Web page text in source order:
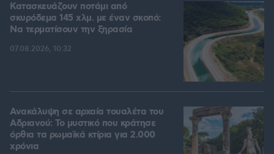
Κατασκευάζουν ποτάμι από
σκυρόδεμα 145 χλμ. με έναν σκοπό:
Να τερματίσουν την ξηρασία
07.08.2026, 10:32
Ανακάλυψη σε αρχαία τουαλέτα του
Αδριανού: Το μυστικό που κράτησε
όρθια τα ρωμαϊκά κτίρια για 2.000
χρόνια